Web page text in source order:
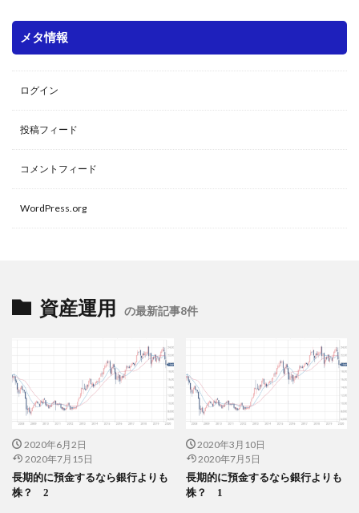
メタ情報
ログイン
投稿フィード
コメントフィード
WordPress.org
資産運用 の最新記事8件
2020年6月2日
2020年7月15日
長期的に預金するなら銀行よりも
株？ 2
2020年3月10日
2020年7月5日
長期的に預金するなら銀行よりも
株？ 1